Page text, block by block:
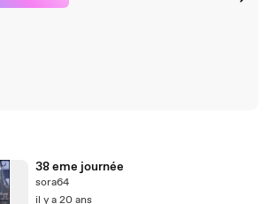
38 eme journée
sora64
il y a 20 ans